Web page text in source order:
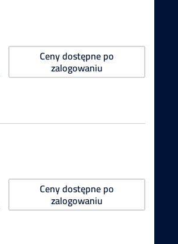
Ceny dostępne po
zalogowaniu
Ceny dostępne po
zalogowaniu